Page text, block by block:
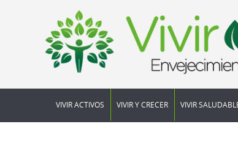
VIVIR ACTIVOS VIVIR Y CRECER VIVIR